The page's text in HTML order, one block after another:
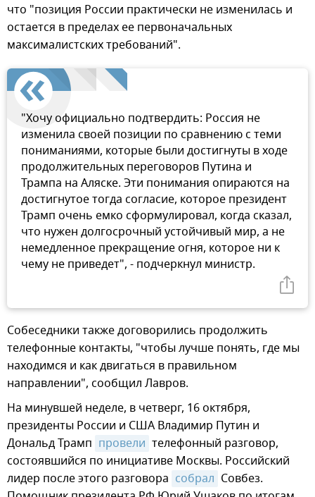
что "позиция России практически не изменилась и
остается в пределах ее первоначальных
максималистских требований".
"Хочу официально подтвердить: Россия не
изменила своей позиции по сравнению с теми
пониманиями, которые были достигнуты в ходе
продолжительных переговоров Путина и
Трампа на Аляске. Эти понимания опираются на
достигнутое тогда согласие, которое президент
Трамп очень емко сформулировал, когда сказал,
что нужен долгосрочный устойчивый мир, а не
немедленное прекращение огня, которое ни к
чему не приведет", - подчеркнул министр.
Собеседники также договорились продолжить
телефонные контакты, "чтобы лучше понять, где мы
находимся и как двигаться в правильном
направлении", сообщил Лавров.
На минувшей неделе, в четверг, 16 октября,
президенты России и США Владимир Путин и
Дональд Трамп провели телефонный разговор,
состоявшийся по инициативе Москвы. Российский
лидер после этого разговора собрал Совбез.